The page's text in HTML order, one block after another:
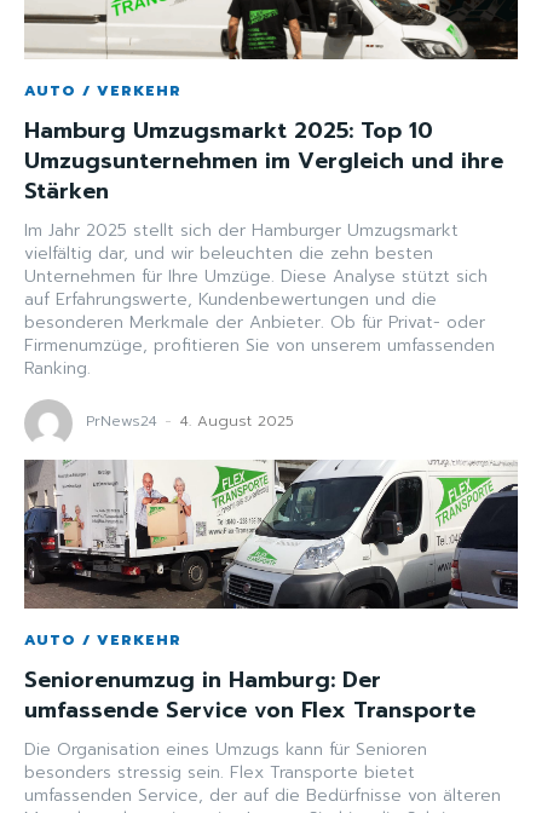
AUTO / VERKEHR
Hamburg Umzugsmarkt 2025: Top 10
Umzugsunternehmen im Vergleich und ihre
Stärken
Im Jahr 2025 stellt sich der Hamburger Umzugsmarkt
vielfältig dar, und wir beleuchten die zehn besten
Unternehmen für Ihre Umzüge. Diese Analyse stützt sich
auf Erfahrungswerte, Kundenbewertungen und die
besonderen Merkmale der Anbieter. Ob für Privat- oder
Firmenumzüge, profitieren Sie von unserem umfassenden
Ranking.
PrNews24 - 4. August 2025
AUTO / VERKEHR
Seniorenumzug in Hamburg: Der
umfassende Service von Flex Transporte
Die Organisation eines Umzugs kann für Senioren
besonders stressig sein. Flex Transporte bietet
umfassenden Service, der auf die Bedürfnisse von älteren